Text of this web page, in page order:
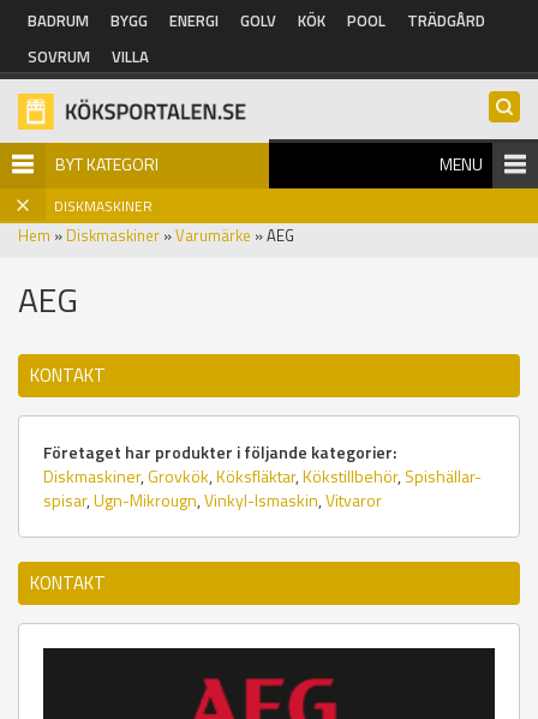
Hoppa till huvudinnehåll
BADRUM BYGG ENERGI GOLV KÖK POOL
TRÄDGÅRD
SOVRUM
VILLA
BYT KATEGORI MENU
DISKMASKINER
Hem » Diskmaskiner »Varumärke » AEG
AEG
KONTAKT
Företaget har produkter i följande kategorier:
Diskmaskiner,Grovkök,Köksfläktar,Kökstillbehör,Spishällar-
spisar,Ugn-Mikrougn,Vinkyl-Ismaskin,Vitvaror
KONTAKT